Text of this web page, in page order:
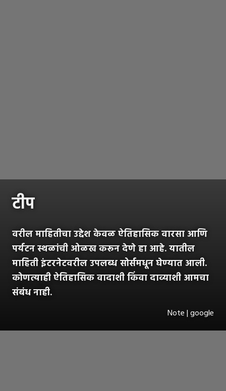
टीप
वरील माहितीचा उद्देश केवळ ऐतिहासिक वारसा आणि
पर्यटन स्थळांची ओळख करून देणे हा आहे. यातील
माहिती इंटरनेटवरील उपलब्ध सोर्समधून घेण्यात आली.
कोणत्याही ऐतिहासिक वादाशी किंवा दाव्याशी आमचा
संबंध नाही.
Note | google